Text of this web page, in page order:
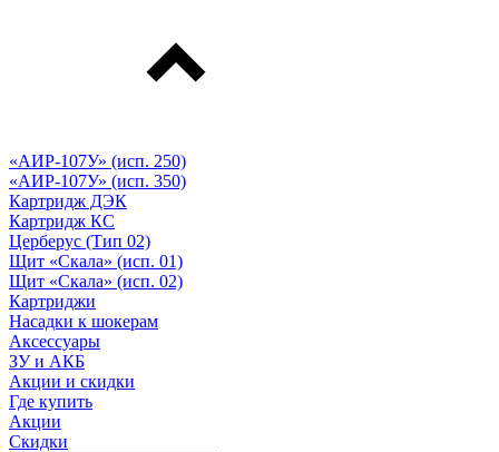
«АИР-107У» (исп. 250)
«АИР-107У» (исп. 350)
Картридж ДЭК
Картридж КС
Церберус (Тип 02)
Щит «Скала» (исп. 01)
Щит «Скала» (исп. 02)
Картриджи
Насадки к шокерам
Аксессуары
ЗУ и АКБ
Акции и скидки
Где купить
Акции
Скидки